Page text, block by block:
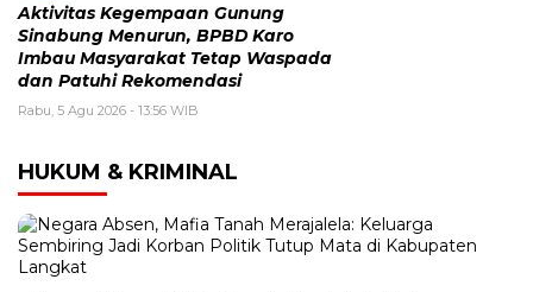
Aktivitas Kegempaan Gunung
Sinabung Menurun, BPBD Karo
Imbau Masyarakat Tetap Waspada
dan Patuhi Rekomendasi
Rabu, 5 Agu 2026 - 13:56 WIB
HUKUM & KRIMINAL